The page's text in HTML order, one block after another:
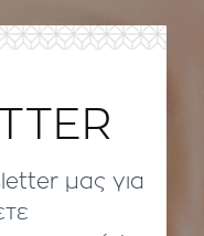
μας για